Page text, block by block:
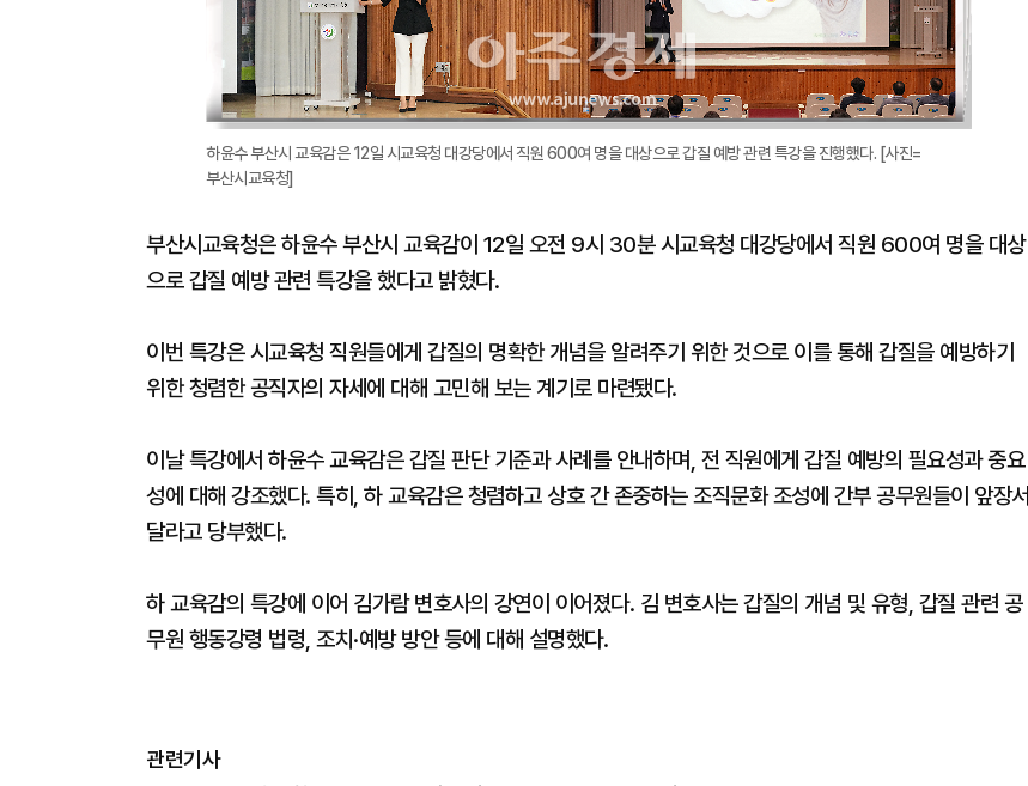
하윤수 부산시 교육감은 12일 시교육청 대강당에서 직원 600여 명을 대상으로 갑질 예방 관련 특강을 진행했다. [사진=
부산시교육청]
부산시교육청은 하윤수 부산시 교육감이 12일 오전 9시 30분 시교육청 대강당에서 직원 600여 명을 대상
으로 갑질 예방 관련 특강을 했다고 밝혔다.
이번 특강은 시교육청 직원들에게 갑질의 명확한 개념을 알려주기 위한 것으로 이를 통해 갑질을 예방하기
위한 청렴한 공직자의 자세에 대해 고민해 보는 계기로 마련됐다.
이날 특강에서 하윤수 교육감은 갑질 판단 기준과 사례를 안내하며, 전 직원에게 갑질 예방의 필요성과 중요
성에 대해 강조했다. 특히, 하 교육감은 청렴하고 상호 간 존중하는 조직문화 조성에 간부 공무원들이 앞장서
달라고 당부했다.
하 교육감의 특강에 이어 김가람 변호사의 강연이 이어졌다. 김 변호사는 갑질의 개념 및 유형, 갑질 관련 공
무원 행동강령 법령, 조치·예방 방안 등에 대해 설명했다.
관련기사